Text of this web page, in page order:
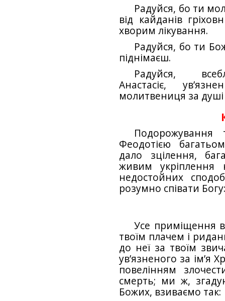
Радуйся, бо ти
від кайданів
хворим лікування.
Радуйся, бо ти
піднімаєш.
Радуйся,
Анастасіє,
молитвениця за
Феодотією
дало зцілення,
живим
недостойних
розумно співати
Усе приміщення
твоїм плачем і
до неї за твоїм
ув’язненого за ім’я
повелінням
смерть; ми ж,
Божих, взиваємо так: